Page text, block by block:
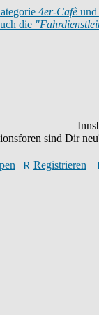
4er-Cafè und
die
sind Dir
Registrieren